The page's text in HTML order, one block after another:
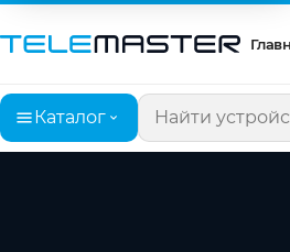
Каталог
Поиск по сайту